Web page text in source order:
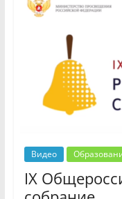
Видео
IX